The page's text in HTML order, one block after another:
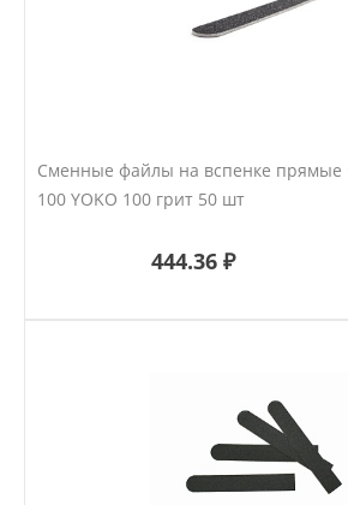
Сменные файлы на вспенке прямые
100 YOKO 100 грит 50 шт
444.36 ₽